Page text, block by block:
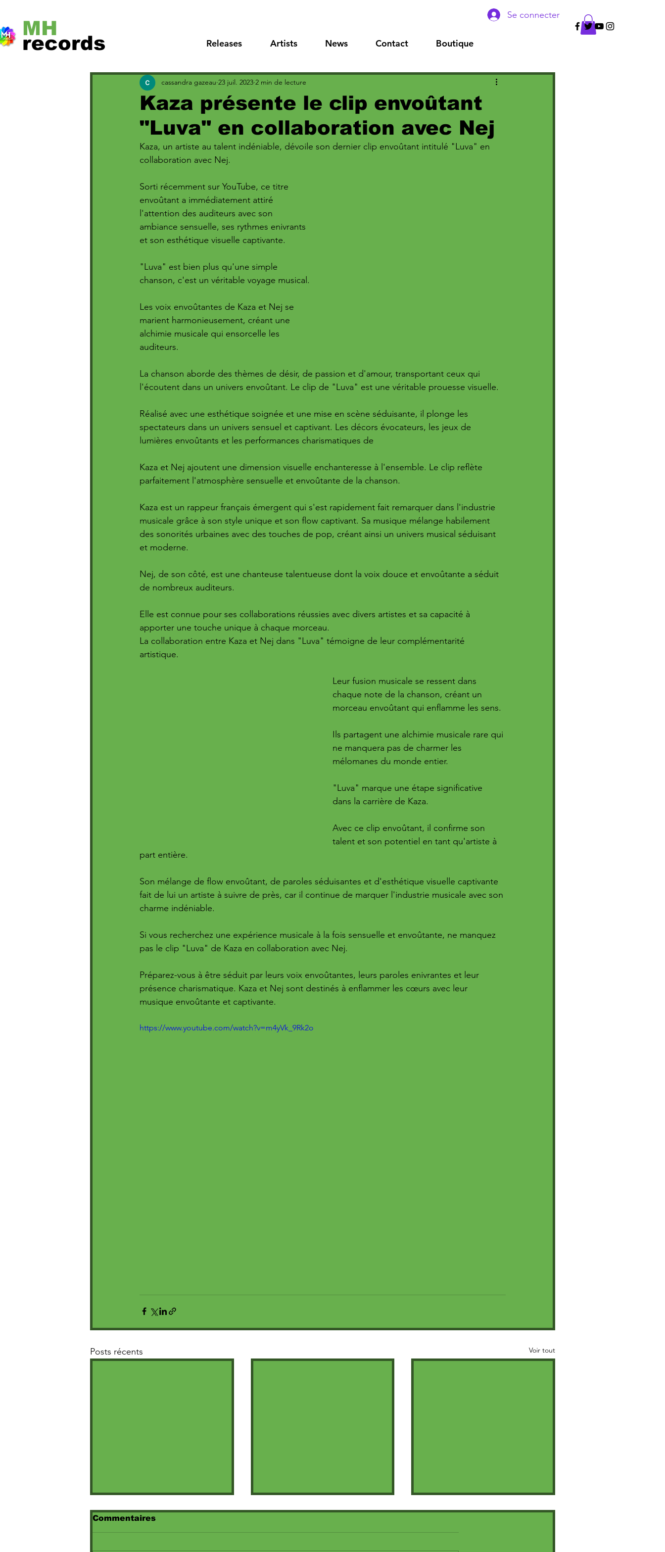
MH
records
Se connecter
Releases Artists News Contact Boutique
Kaza présente le clip envoûtant
"Luva" en collaboration avec Nej
cassandra gazeau 23 juil. 2023 2 min de lecture
Kaza, un artiste au talent indéniable, dévoile son dernier clip envoûtant intitulé "Luva" en
collaboration avec Nej.
Sorti récemment sur YouTube, ce titre
envoûtant a immédiatement attiré
l'attention des auditeurs avec son
ambiance sensuelle, ses rythmes enivrants
et son esthétique visuelle captivante.
"Luva" est bien plus qu'une simple
chanson, c'est un véritable voyage musical.
Les voix envoûtantes de Kaza et Nej se
marient harmonieusement, créant une
alchimie musicale qui ensorcelle les
auditeurs.
La chanson aborde des thèmes de désir, de passion et d'amour, transportant ceux qui
l'écoutent dans un univers envoûtant. Le clip de "Luva" est une véritable prouesse visuelle.
Réalisé avec une esthétique soignée et une mise en scène séduisante, il plonge les
spectateurs dans un univers sensuel et captivant. Les décors évocateurs, les jeux de
lumières envoûtants et les performances charismatiques de
Kaza et Nej ajoutent une dimension visuelle enchanteresse à l'ensemble. Le clip reflète
parfaitement l'atmosphère sensuelle et envoûtante de la chanson.
Kaza est un rappeur français émergent qui s'est rapidement fait remarquer dans l'industrie
musicale grâce à son style unique et son flow captivant. Sa musique mélange habilement
des sonorités urbaines avec des touches de pop, créant ainsi un univers musical séduisant
et moderne.
Nej, de son côté, est une chanteuse talentueuse dont la voix douce et envoûtante a séduit
de nombreux auditeurs.
Elle est connue pour ses collaborations réussies avec divers artistes et sa capacité à
apporter une touche unique à chaque morceau.
La collaboration entre Kaza et Nej dans "Luva" témoigne de leur complémentarité
artistique.
Leur fusion musicale se ressent dans
chaque note de la chanson, créant un
morceau envoûtant qui enflamme les sens.
Ils partagent une alchimie musicale rare qui
ne manquera pas de charmer les
mélomanes du monde entier.
"Luva" marque une étape significative
dans la carrière de Kaza.
Avec ce clip envoûtant, il confirme son
talent et son potentiel en tant qu'artiste à
part entière.
Son mélange de flow envoûtant, de paroles séduisantes et d'esthétique visuelle captivante
fait de lui un artiste à suivre de près, car il continue de marquer l'industrie musicale avec son
charme indéniable.
Si vous recherchez une expérience musicale à la fois sensuelle et envoûtante, ne manquez
pas le clip "Luva" de Kaza en collaboration avec Nej.
Préparez-vous à être séduit par leurs voix envoûtantes, leurs paroles enivrantes et leur
présence charismatique. Kaza et Nej sont destinés à enflammer les cœurs avec leur
musique envoûtante et captivante.
https://www.youtube.com/watch?v=m4yVk_9Rk2o
Posts récents Voir tout
Commentaires